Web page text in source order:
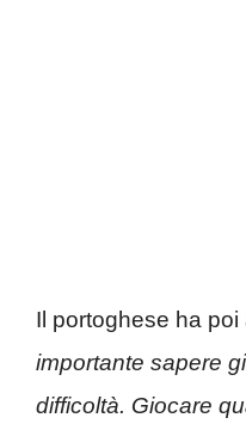
Il portoghese ha poi
importante sapere
difficoltà. Giocare